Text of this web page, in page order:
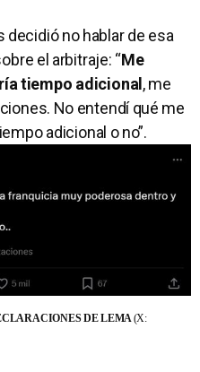
decidió no hablar de esa
el arbitraje: “Me
tiempo adicional , me
No entendí qué me
adicional o no”.
DE LEMA(X: